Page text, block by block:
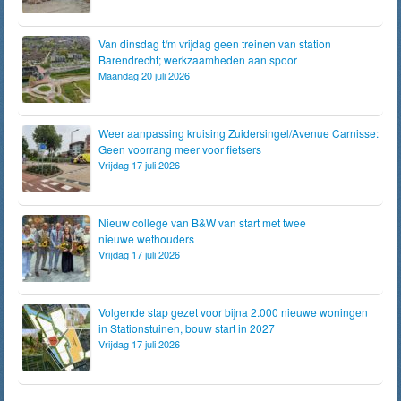
Van dinsdag t/m vrijdag geen treinen van station
Barendrecht; werkzaamheden aan spoor
Maandag 20 juli 2026
Weer aanpassing kruising Zuidersingel/Avenue Carnisse:
Geen voorrang meer voor fietsers
Vrijdag 17 juli 2026
Nieuw college van B&W van start met twee
nieuwe wethouders
Vrijdag 17 juli 2026
Volgende stap gezet voor bijna 2.000 nieuwe woningen
in Stationstuinen, bouw start in 2027
Vrijdag 17 juli 2026